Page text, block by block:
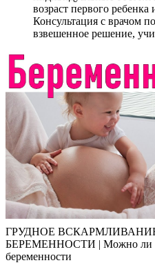
возраст первого ребенка
Консультация с врачом
взвешенное решение,
ГРУДНОЕ
БЕРЕМЕННОСТИ | Можно ли
беременности